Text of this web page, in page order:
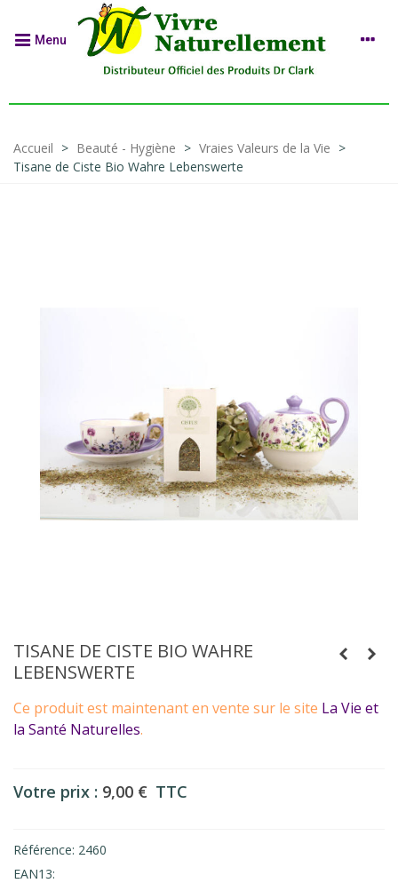
Menu
Accueil > Beauté - Hygiène > Vraies Valeurs de la Vie >
Tisane de Ciste Bio Wahre Lebenswerte
TISANE DE CISTE BIO WAHRE
LEBENSWERTE
Ce produit est maintenant en vente sur le site La Vie et
la Santé Naturelles.
Votre prix : 9,00 € TTC
Référence: 2460
EAN13: